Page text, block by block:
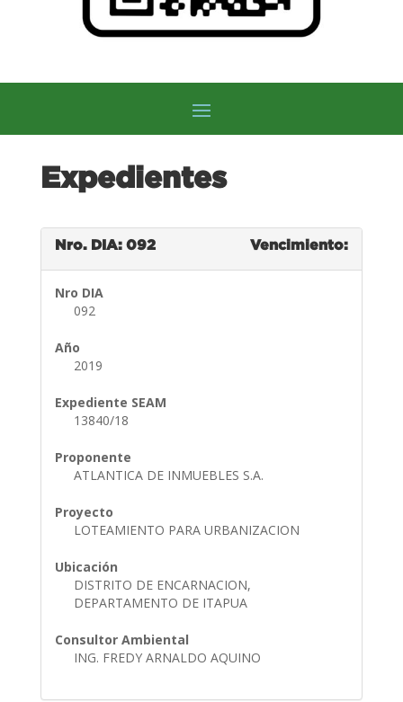
Expedientes
Nro. DIA: 092 Vencimiento:
Nro DIA
092
Año
2019
Expediente SEAM
13840/18
Proponente
ATLANTICA DE INMUEBLES S.A.
Proyecto
LOTEAMIENTO PARA URBANIZACION
Ubicación
DISTRITO DE ENCARNACION,
DEPARTAMENTO DE ITAPUA
Consultor Ambiental
ING. FREDY ARNALDO AQUINO